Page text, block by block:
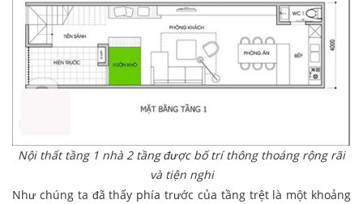
Nội thất tầng 1 nhà 2 tầng được bố trí thông thoáng rộng rãi
và tiện nghi
Như chúng ta đã thấy phía trước của tầng trệt là một khoảng